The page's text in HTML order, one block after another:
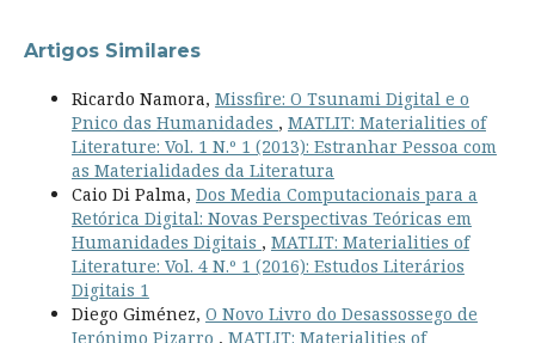
Artigos Similares
Ricardo Namora, Missfire: O Tsunami Digital e o
Pnico das Humanidades , MATLIT: Materialities of
Literature: Vol. 1 N.º 1 (2013): Estranhar Pessoa com
as Materialidades da Literatura
Caio Di Palma, Dos Media Computacionais para a
Retórica Digital: Novas Perspectivas Teóricas em
Humanidades Digitais , MATLIT: Materialities of
Literature: Vol. 4 N.º 1 (2016): Estudos Literários
Digitais 1
Diego Giménez, O Novo Livro do Desassossego de
Jerónimo Pizarro , MATLIT: Materialities of